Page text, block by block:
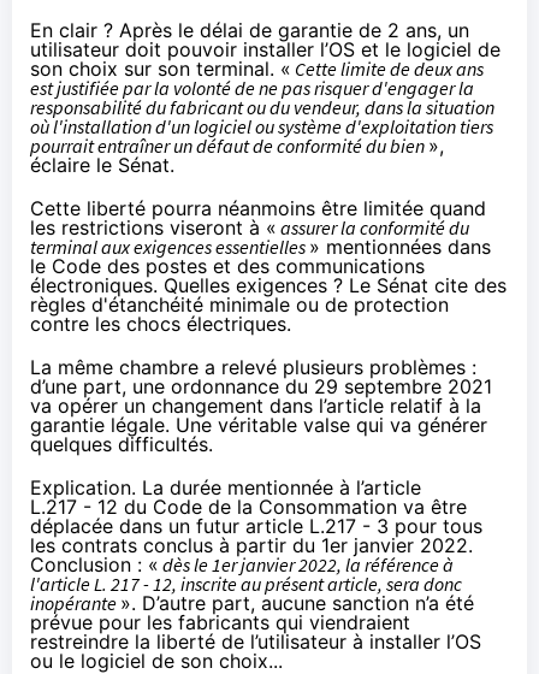
En clair ? Après le délai de garantie de 2 ans, un
utilisateur doit pouvoir installer l’OS et le logiciel de
son choix sur son terminal. « Cette limite de deux ans
est justifiée par la volonté de ne pas risquer d'engager la
responsabilité du fabricant ou du vendeur, dans la situation
où l'installation d'un logiciel ou système d'exploitation tiers
pourrait entraîner un défaut de conformité du bien »,
éclaire le Sénat.
Cette liberté pourra néanmoins être limitée quand
les restrictions viseront à « assurer la conformité du
terminal aux exigences essentielles » mentionnées dans
le Code des postes et des communications
électroniques. Quelles exigences ? Le Sénat cite des
règles d'étanchéité minimale ou de protection
contre les chocs électriques.
La même chambre a relevé plusieurs problèmes :
d’une part, une ordonnance du 29 septembre 2021
va opérer un changement dans l’article relatif à la
garantie légale. Une véritable valse qui va générer
quelques difficultés.
Explication. La durée mentionnée à l’article
L.217 - 12 du Code de la Consommation va être
déplacée dans un futur article L.217 - 3 pour tous
les contrats conclus à partir du 1er janvier 2022.
Conclusion : « dès le 1er janvier 2022, la référence à
l'article L. 217 - 12, inscrite au présent article, sera donc
inopérante ». D’autre part, aucune sanction n’a été
prévue pour les fabricants qui viendraient
restreindre la liberté de l’utilisateur à installer l’OS
ou le logiciel de son choix...